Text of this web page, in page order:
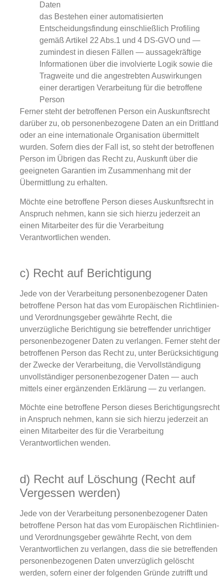
Daten
das Bestehen einer automatisierten
Entscheidungsfindung einschließlich Profiling
gemäß Artikel 22 Abs.1 und 4 DS-GVO und —
zumindest in diesen Fällen — aussagekräftige
Informationen über die involvierte Logik sowie die
Tragweite und die angestrebten Auswirkungen
einer derartigen Verarbeitung für die betroffene
Person
Ferner steht der betroffenen Person ein Auskunftsrecht
darüber zu, ob personenbezogene Daten an ein Drittland
oder an eine internationale Organisation übermittelt
wurden. Sofern dies der Fall ist, so steht der betroffenen
Person im Übrigen das Recht zu, Auskunft über die
geeigneten Garantien im Zusammenhang mit der
Übermittlung zu erhalten.
Möchte eine betroffene Person dieses Auskunftsrecht in
Anspruch nehmen, kann sie sich hierzu jederzeit an
einen Mitarbeiter des für die Verarbeitung
Verantwortlichen wenden.
c) Recht auf Berichtigung
Jede von der Verarbeitung personenbezogener Daten
betroffene Person hat das vom Europäischen Richtlinien-
und Verordnungsgeber gewährte Recht, die
unverzügliche Berichtigung sie betreffender unrichtiger
personenbezogener Daten zu verlangen. Ferner steht der
betroffenen Person das Recht zu, unter Berücksichtigung
der Zwecke der Verarbeitung, die Vervollständigung
unvollständiger personenbezogener Daten — auch
mittels einer ergänzenden Erklärung — zu verlangen.
Möchte eine betroffene Person dieses Berichtigungsrecht
in Anspruch nehmen, kann sie sich hierzu jederzeit an
einen Mitarbeiter des für die Verarbeitung
Verantwortlichen wenden.
d) Recht auf Löschung (Recht auf
Vergessen werden)
Jede von der Verarbeitung personenbezogener Daten
betroffene Person hat das vom Europäischen Richtlinien-
und Verordnungsgeber gewährte Recht, von dem
Verantwortlichen zu verlangen, dass die sie betreffenden
personenbezogenen Daten unverzüglich gelöscht
werden, sofern einer der folgenden Gründe zutrifft und